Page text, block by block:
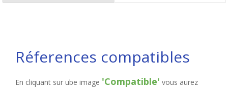
Réferences compatibles
En cliquant sur ube image 'Compatible' vous aurez